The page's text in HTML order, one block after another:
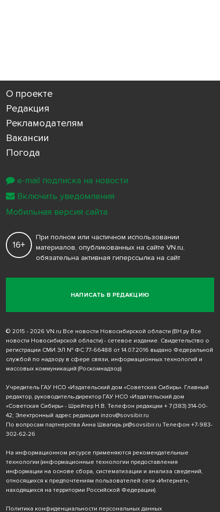
О проекте
Редакция
Рекламодателям
Вакансии
Погода
НАПИСАТЬ В РЕДАКЦИЮ
16+
При полном или частичном использовании
материалов, опубликованных на сайте VN.ru,
обязательна активная гиперссылка на сайт
© 2015 - 2026 VN.ru Все новости Новосибирской области (ВН.ру Все
новости Новосибирской области) - сетевое издание. Свидетельство о
регистрации СМИ ЭЛ № ФС 77-66488 от 14.07.2016 выдано Федеральной
службой по надзору в сфере связи, информационных технологий и
массовых коммуникаций (Роскомнадзор)
Учредитель ГАУ НСО «Издательский дом «Советская Сибирь». Главный
редактор, руководитель-директор ГАУ НСО «Издательский дом
«Советская Сибирь» - Шрейтер Н.В. Телефон редакции + 7 (383) 314-00-
42; Электронный адрес редакции inzov@sovsibir.ru
По вопросам партнерства Анна Швагирь pr@sovsibir.ru Телефон +7-983-
302-62-26
На информационном ресурсе применяются рекомендательные
технологии (информационные технологии предоставления
информации на основе сбора, систематизации и анализа сведений,
относящихся к предпочтениям пользователей сети «Интернет»,
находящихся на территории Российской Федерации).
Политика конфиденциальности персональных данных
e-mail подписка на новости
Включить уведомления
Мобильная версия сайта